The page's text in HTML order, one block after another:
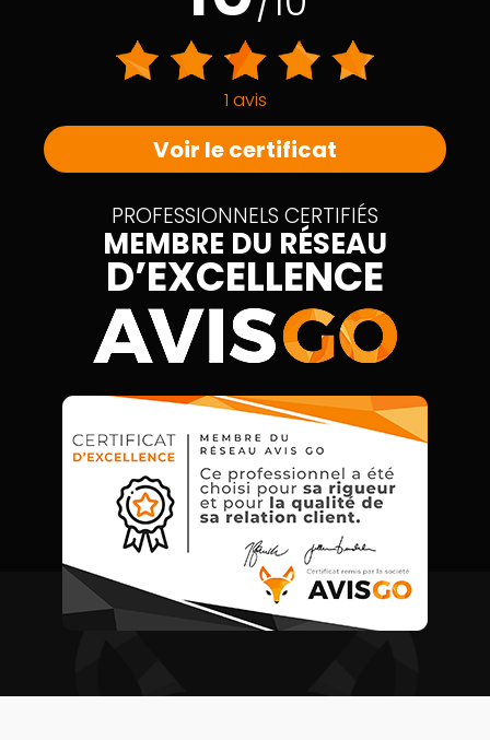
1 avis
Voir le certificat
PROFESSIONNELS CERTIFIÉS
MEMBRE DU RÉSEAU
D’EXCELLENCE